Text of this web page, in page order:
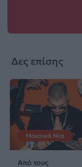
Δες επίσης
Μουσικά Νέα
Από τους